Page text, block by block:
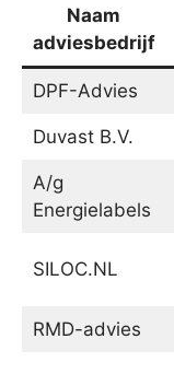
Naam
adviesbedrijf
DPF-Advies
Duvast B.V.
A/g
Energielabels
SILOC.NL
RMD-advies